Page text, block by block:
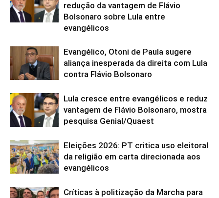
redução da vantagem de Flávio
Bolsonaro sobre Lula entre
evangélicos
Evangélico, Otoni de Paula sugere
aliança inesperada da direita com Lula
contra Flávio Bolsonaro
Lula cresce entre evangélicos e reduz
vantagem de Flávio Bolsonaro, mostra
pesquisa Genial/Quaest
Eleições 2026: PT critica uso eleitoral
da religião em carta direcionada aos
evangélicos
Críticas à politização da Marcha para